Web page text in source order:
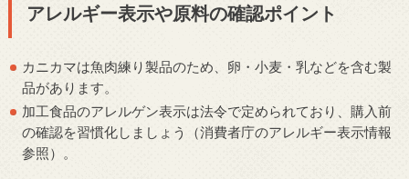
アレルギー表示や原料の確認ポイント
カニカマは魚肉練り製品のため、卵・小麦・乳などを含む製
品があります。
加工食品のアレルゲン表示は法令で定められており、購入前
の確認を習慣化しましょう（消費者庁のアレルギー表示情報
参照）。